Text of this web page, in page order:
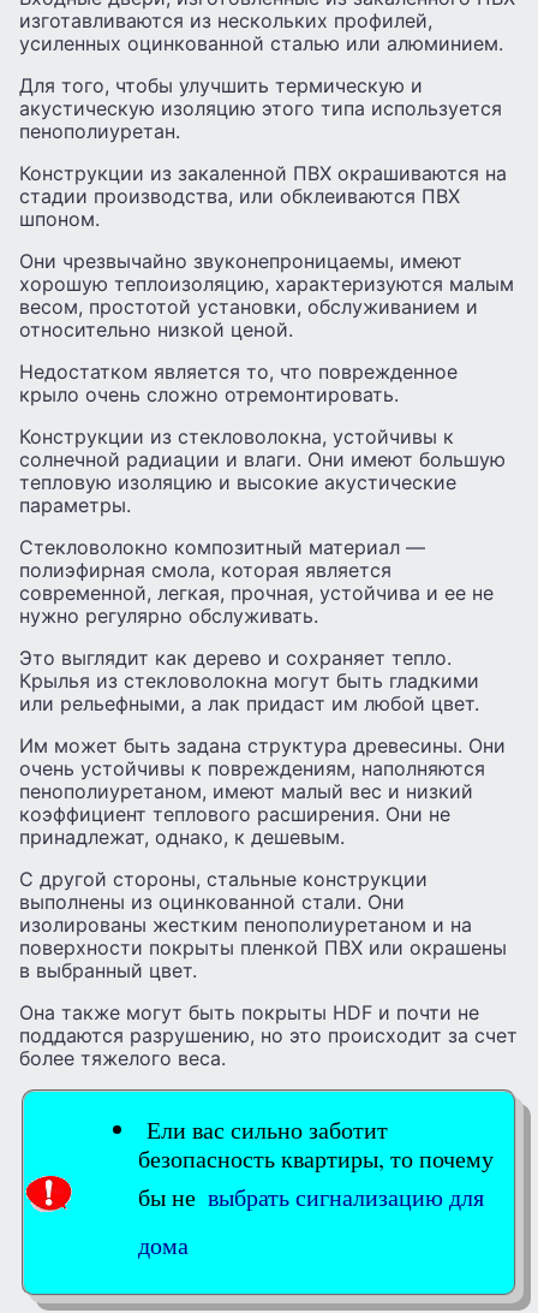
изготавливаются из нескольких профилей,
усиленных оцинкованной сталью или алюминием.
Для того, чтобы улучшить термическую и
акустическую изоляцию этого типа используется
пенополиуретан.
Конструкции из закаленной ПВХ окрашиваются на
стадии производства, или обклеиваются ПВХ
шпоном.
Они чрезвычайно звуконепроницаемы, имеют
хорошую теплоизоляцию, характеризуются малым
весом, простотой установки, обслуживанием и
относительно низкой ценой.
Недостатком является то, что поврежденное
крыло очень сложно отремонтировать.
Конструкции из стекловолокна, устойчивы к
солнечной радиации и влаги. Они имеют большую
тепловую изоляцию и высокие акустические
параметры.
Стекловолокно композитный материал —
полиэфирная смола, которая является
современной, легкая, прочная, устойчива и ее не
нужно регулярно обслуживать.
Это выглядит как дерево и сохраняет тепло.
Крылья из стекловолокна могут быть гладкими
или рельефными, а лак придаст им любой цвет.
Им может быть задана структура древесины. Они
очень устойчивы к повреждениям, наполняются
пенополиуретаном, имеют малый вес и низкий
коэффициент теплового расширения. Они не
принадлежат, однако, к дешевым.
С другой стороны, стальные конструкции
выполнены из оцинкованной стали. Они
изолированы жестким пенополиуретаном и на
поверхности покрыты пленкой ПВХ или окрашены
в выбранный цвет.
Она также могут быть покрыты HDF и почти не
поддаются разрушению, но это происходит за счет
более тяжелого веса.
Ели вас сильно заботит
безопасность квартиры, то почему
бы не выбрать сигнализацию для
дома